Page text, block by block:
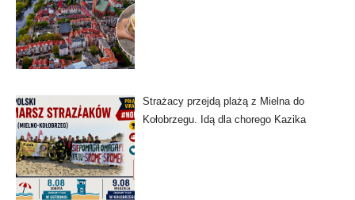
Strażacy przejdą plażą z Mielna do
Kołobrzegu. Idą dla chorego Kazika